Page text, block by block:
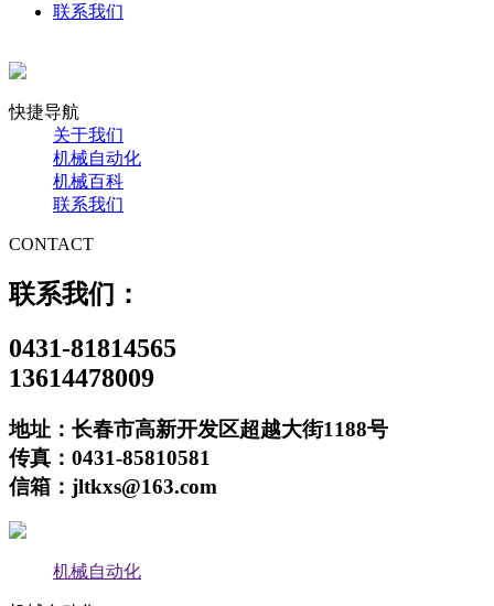
联系我们
快捷导航
关于我们
机械自动化
机械百科
联系我们
CONTACT
联系我们：
0431-81814565
13614478009
地址：长春市高新开发区超越大街1188号
传真：0431-85810581
信箱：jltkxs@163.com
机械自动化